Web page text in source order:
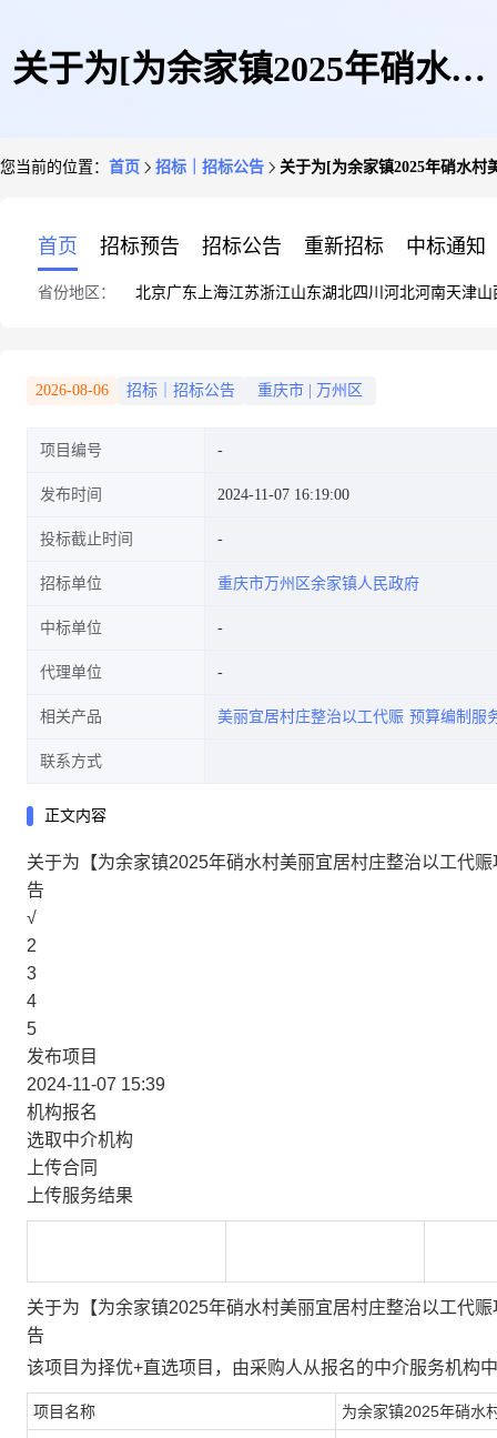
关于为[为余家镇2025年硝水村
程造价咨询]机构的公告
您当前的位置： 首页 招标｜招标公告 关于为[为余家镇2025年硝水
首页 招标预告 招标公告 重新招标 中标通知
省份地区： 北京广东 上海江苏浙江山东湖北四川 河北河南天津山
2026-08-06 招标｜招标公告 重庆市 万州区
项目编号
发布时间 2024-11-07 16:19:00
投标截止时间
招标单位 重庆市万州区余家镇人民政府
中标单位
代理单位
相关产品 美丽宜居村庄整治以工代赈 预算编制服
联系方式
正文内容
关于为【为余家镇2025年硝水村美丽宜居村庄整治以工代
告
√
2
3
4
5
发布项目
2024-11-07 15:39
机构报名
选取中介机构
上传合同
上传服务结果
关于为【为余家镇2025年硝水村美丽宜居村庄整治以工代
告
该项目为择优+直选项目，由采购人从报名的中介服务机构
项目名称 为余家镇2025年硝水